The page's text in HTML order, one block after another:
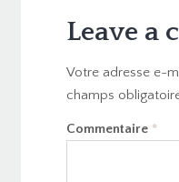
Leave a
Votre adresse e-
champs
Commentaire *